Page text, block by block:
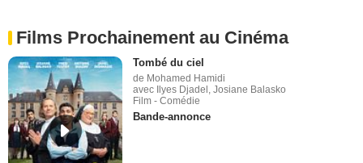
Films Prochainement au Cinéma
Tombé du ciel
de Mohamed Hamidi
avec Ilyes Djadel, Josiane Balasko
Film - Comédie
Bande-annonce